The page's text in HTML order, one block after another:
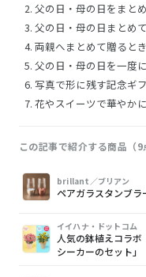
父の日・母の日をまと
父の日・母の日まとめ
両親へまとめて贈ると
父の日・母の日を一度
写真で形に残す記念ギ
花やスイーツで華やか
この記事で紹介する商品（9
画
像
商
品
購
入
brillant／ブリアン
ペアガラスタンブラ
イイハナ・ドットコム
人気の鉢植えコラボ
シーカーのセット」